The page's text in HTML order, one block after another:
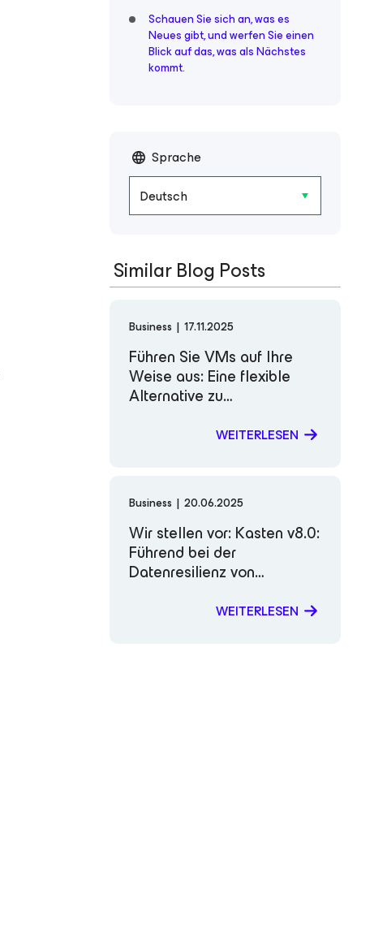
Schauen Sie sich an, was es
Neues gibt, und werfen Sie einen
Blick auf das, was als Nächstes
kommt.
Sprache
Deutsch
Similar Blog Posts
Business | 17.11.2025
Führen Sie VMs auf Ihre
Weise aus: Eine flexible
Alternative zu
VirtualisierungWEITERLESEN
Business | 20.06.2025
Wir stellen vor: Kasten v8.0:
Führend bei der
Datenresilienz von
WEITERLESEN